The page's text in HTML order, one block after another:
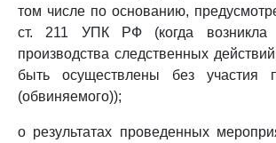
том числе по основанию,
ст. 211 УПК РФ (когда возникла
производства следственных
быть осуществлены без участия
(обвиняемого));
о результатах проведенных